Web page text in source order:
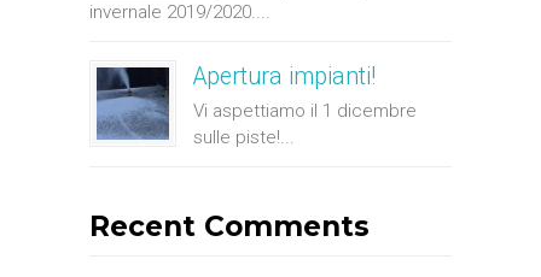
invernale 2019/2020....
Apertura impianti!
Vi aspettiamo il 1 dicembre
sulle piste!...
Recent Comments